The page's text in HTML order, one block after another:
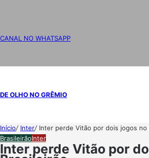
CANAL NO WHATSAPP
DE OLHO NO GRÊMIO
Início/ Inter/ Inter perde Vitão por dois jogos no
BrasileirãoInter
Inter perde Vitão por